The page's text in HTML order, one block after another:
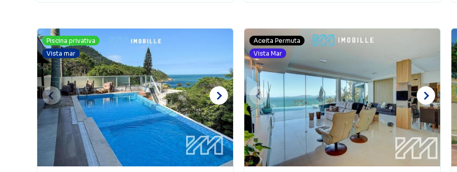
Piscina privativa
Vista mar
Aceita Permuta
Vista Mar